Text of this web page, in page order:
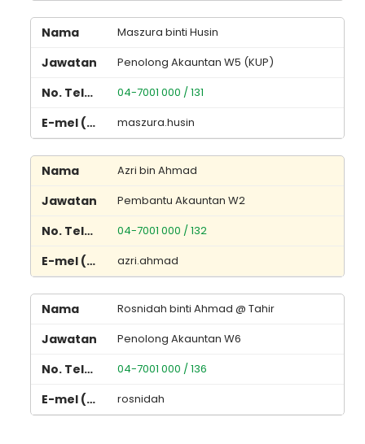
Maszura binti Husin
Penolong Akauntan W5 (KUP)
04-7001 000 / 131
maszura.husin
Azri bin Ahmad
Pembantu Akauntan W2
04-7001 000 / 132
azri.ahmad
Rosnidah binti Ahmad @ Tahir
Penolong Akauntan W6
04-7001 000 / 136
rosnidah